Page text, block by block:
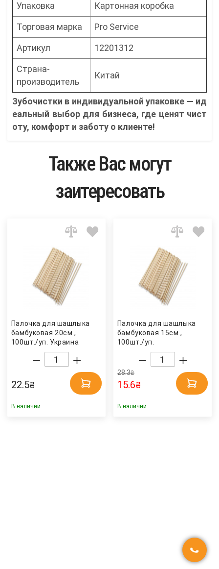
Упаковка Картонная коробка
Торговая марка Pro Service
Артикул 12201312
Страна-
производитель
Китай
Зубочистки в индивидуальной упаковке — ид
еальный выбор для бизнеса, где ценят чист
оту, комфорт и заботу о клиенте!
Также Вас могут
заитересовать
Палочка для шашлыка
бамбуковая 20см.,
100шт./уп. Украина
22.5₴
В наличии
Палочка для шашлыка
бамбуковая 15см.,
100шт./уп.
28.3₴
15.6₴
В наличии